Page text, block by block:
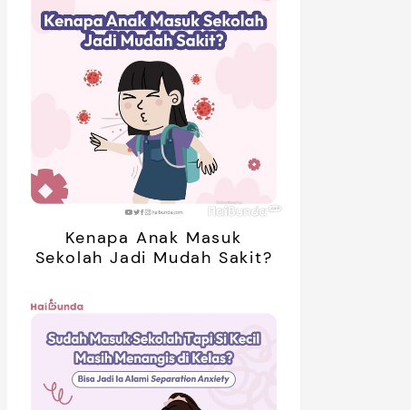
Kenapa Anak Masuk
Sekolah Jadi Mudah Sakit?